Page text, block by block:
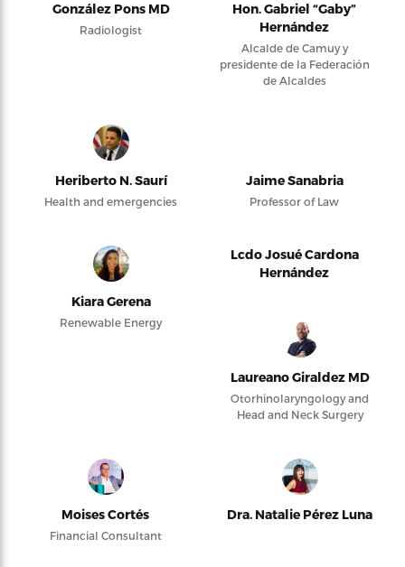
González Pons MD
Radiologist
Hon. Gabriel “Gaby”
Hernández
Alcalde de Camuy y
presidente de la Federación
de Alcaldes
Heriberto N. Saurí
Health and emergencies
Jaime Sanabria
Professor of Law
Kiara Gerena
Renewable Energy
Lcdo Josué Cardona
Hernández
Laureano Giraldez MD
Otorhinolaryngology and
Head and Neck Surgery
Moises Cortés
Financial Consultant
Dra. Natalie Pérez Luna